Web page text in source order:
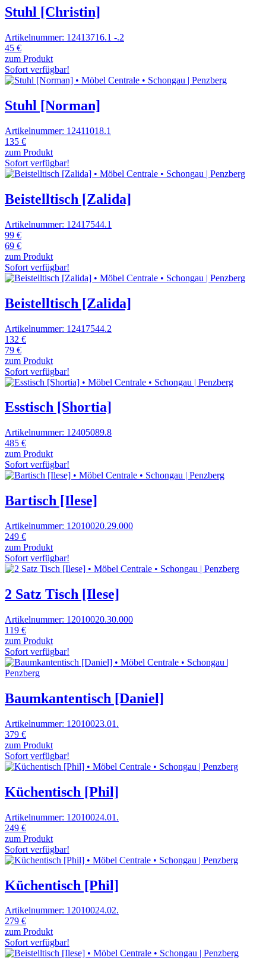
Stuhl [Christin]
Artikelnummer: 12413716.1 -.2
45 €
zum Produkt
Sofort verfügbar!
Stuhl [Norman]
Artikelnummer: 12411018.1
135 €
zum Produkt
Sofort verfügbar!
Beistelltisch [Zalida]
Artikelnummer: 12417544.1
99 €
69 €
zum Produkt
Sofort verfügbar!
Beistelltisch [Zalida]
Artikelnummer: 12417544.2
132 €
79 €
zum Produkt
Sofort verfügbar!
Esstisch [Shortia]
Artikelnummer: 12405089.8
485 €
zum Produkt
Sofort verfügbar!
Bartisch [Ilese]
Artikelnummer: 12010020.29.000
249 €
zum Produkt
Sofort verfügbar!
2 Satz Tisch [Ilese]
Artikelnummer: 12010020.30.000
119 €
zum Produkt
Sofort verfügbar!
Baumkantentisch [Daniel]
Artikelnummer: 12010023.01.
379 €
zum Produkt
Sofort verfügbar!
Küchentisch [Phil]
Artikelnummer: 12010024.01.
249 €
zum Produkt
Sofort verfügbar!
Küchentisch [Phil]
Artikelnummer: 12010024.02.
279 €
zum Produkt
Sofort verfügbar!